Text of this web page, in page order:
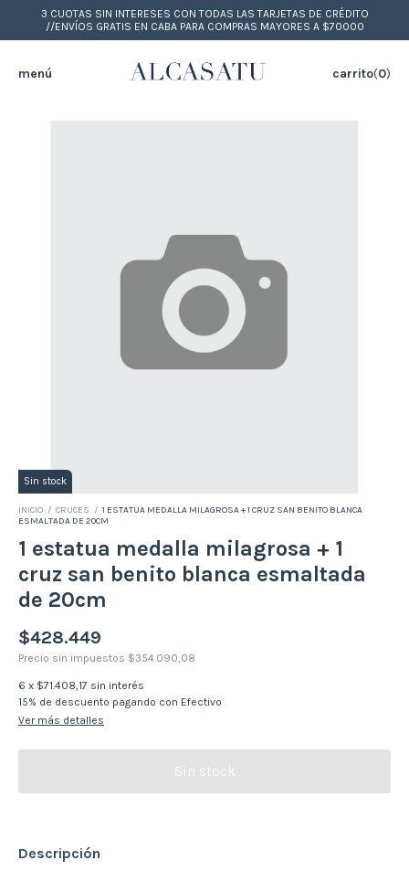
3 CUOTAS SIN INTERESES CON TODAS LAS TARJETAS DE CRÉDITO
//ENVÍOS GRATIS EN CABA PARA COMPRAS MAYORES A $70000
menú carrito(0)
Sin stock
INICIO / CRUCES / 1 ESTATUA MEDALLA MILAGROSA + 1 CRUZ SAN BENITO BLANCA
ESMALTADA DE 20CM
1 estatua medalla milagrosa + 1
cruz san benito blanca esmaltada
de 20cm
$428.449
Precio sin impuestos $354.090,08
6 x $71.408,17 sin interés
15% de descuento pagando con Efectivo
Ver más detalles
Descripción